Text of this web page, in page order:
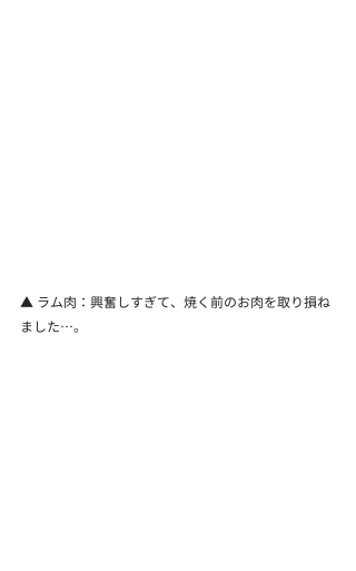
▲ ラム肉：興奮しすぎて、焼く前のお肉を取り損ね
ました…。